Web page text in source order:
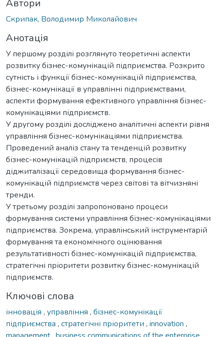
Автори
Скрипак, Володимир Миколайович
Анотація
У першому розділі розглянуто теоретичні аспекти
розвитку бізнес-комунікацій підприємства. Розкрито
сутність і функції бізнес-комунікацій підприємства,
бізнес-комунікації в управлінні підприємствами,
аспекти формування ефективного управління бізнес-
комунікаціями підприємств.
У другому розділі досліджено аналітичні аспекти рівня
управління бізнес-комунікаціями підприємства.
Проведений аналіз стану та тенденцій розвитку
бізнес-комунікацій підприємств, процесів
діджиталізації середовища формування бізнес-
комунікацій підприємств через світові та вітчизняні
тренди.
У третьому розділі запропоновано процеси
формування системи управління бізнес-комунікаціями
підприємства. Зокрема, управлінський інструментарій
формування та економічного оцінювання
результативності бізнес-комунікацій підприємства,
стратегічні пріоритети розвитку бізнес-комунікацій
підприємств.
Ключові слова
інновація , управління , бізнес-комунікації
підприємства , стратегічні пріоритети , innovation ,